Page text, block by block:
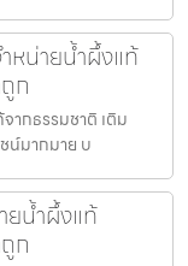
หน่ายน้ำผึ้งแท้
ก
ากธรรมชาติ เติม
น์มากมาย บ
ยน้ำผึ้งแท้
ก